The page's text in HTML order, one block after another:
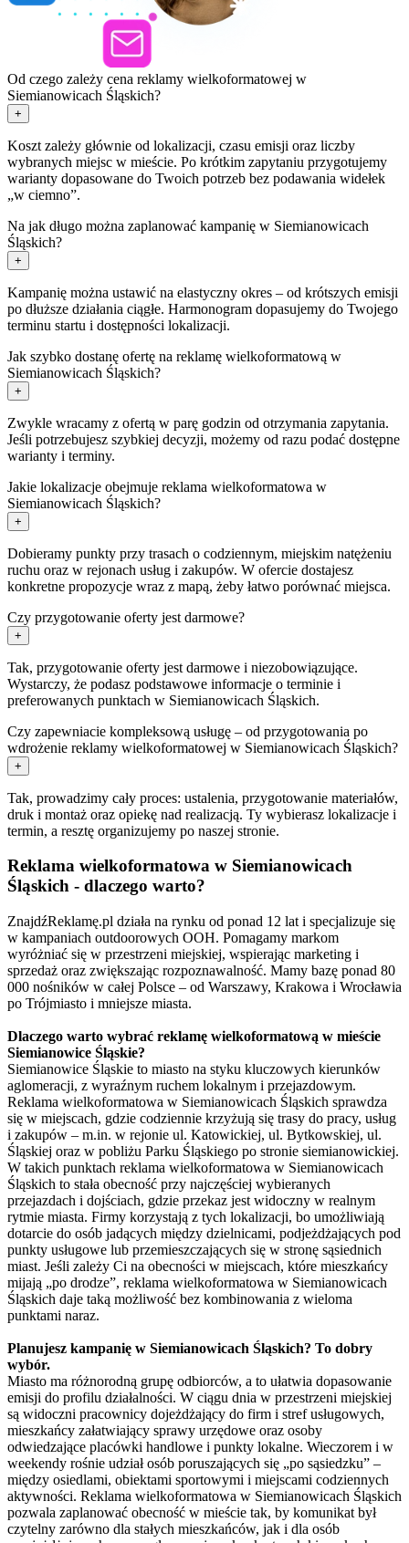
Od czego zależy cena reklamy wielkoformatowej w
Siemianowicach Śląskich?
+
Koszt zależy głównie od lokalizacji, czasu emisji oraz liczby
wybranych miejsc w mieście. Po krótkim zapytaniu przygotujemy
warianty dopasowane do Twoich potrzeb bez podawania widełek
„w ciemno”.
Na jak długo można zaplanować kampanię w Siemianowicach
Śląskich?
+
Kampanię można ustawić na elastyczny okres – od krótszych emisji
po dłuższe działania ciągłe. Harmonogram dopasujemy do Twojego
terminu startu i dostępności lokalizacji.
Jak szybko dostanę ofertę na reklamę wielkoformatową w
Siemianowicach Śląskich?
+
Zwykle wracamy z ofertą w parę godzin od otrzymania zapytania.
Jeśli potrzebujesz szybkiej decyzji, możemy od razu podać dostępne
warianty i terminy.
Jakie lokalizacje obejmuje reklama wielkoformatowa w
Siemianowicach Śląskich?
+
Dobieramy punkty przy trasach o codziennym, miejskim natężeniu
ruchu oraz w rejonach usług i zakupów. W ofercie dostajesz
konkretne propozycje wraz z mapą, żeby łatwo porównać miejsca.
Czy przygotowanie oferty jest darmowe?
+
Tak, przygotowanie oferty jest darmowe i niezobowiązujące.
Wystarczy, że podasz podstawowe informacje o terminie i
preferowanych punktach w Siemianowicach Śląskich.
Czy zapewniacie kompleksową usługę – od przygotowania po
wdrożenie reklamy wielkoformatowej w Siemianowicach Śląskich?
+
Tak, prowadzimy cały proces: ustalenia, przygotowanie materiałów,
druk i montaż oraz opiekę nad realizacją. Ty wybierasz lokalizacje i
termin, a resztę organizujemy po naszej stronie.
Reklama wielkoformatowa w Siemianowicach
Śląskich - dlaczego warto?
ZnajdźReklamę.pl działa na rynku od ponad 12 lat i specjalizuje się
w kampaniach outdoorowych OOH. Pomagamy markom
wyróżniać się w przestrzeni miejskiej, wspierając marketing i
sprzedaż oraz zwiększając rozpoznawalność. Mamy bazę ponad 80
000 nośników w całej Polsce – od Warszawy, Krakowa i Wrocławia
po Trójmiasto i mniejsze miasta.
Dlaczego warto wybrać reklamę wielkoformatową w mieście
Siemianowice Śląskie?
Siemianowice Śląskie to miasto na styku kluczowych kierunków
aglomeracji, z wyraźnym ruchem lokalnym i przejazdowym.
Reklama wielkoformatowa w Siemianowicach Śląskich sprawdza
się w miejscach, gdzie codziennie krzyżują się trasy do pracy, usług
i zakupów – m.in. w rejonie ul. Katowickiej, ul. Bytkowskiej, ul.
Śląskiej oraz w pobliżu Parku Śląskiego po stronie siemianowickiej.
W takich punktach reklama wielkoformatowa w Siemianowicach
Śląskich to stała obecność przy najczęściej wybieranych
przejazdach i dojściach, gdzie przekaz jest widoczny w realnym
rytmie miasta. Firmy korzystają z tych lokalizacji, bo umożliwiają
dotarcie do osób jadących między dzielnicami, podjeżdżających pod
punkty usługowe lub przemieszczających się w stronę sąsiednich
miast. Jeśli zależy Ci na obecności w miejscach, które mieszkańcy
mijają „po drodze”, reklama wielkoformatowa w Siemianowicach
Śląskich daje taką możliwość bez kombinowania z wieloma
punktami naraz.
Planujesz kampanię w Siemianowicach Śląskich? To dobry
wybór.
Miasto ma różnorodną grupę odbiorców, a to ułatwia dopasowanie
emisji do profilu działalności. W ciągu dnia w przestrzeni miejskiej
są widoczni pracownicy dojeżdżający do firm i stref usługowych,
mieszkańcy załatwiający sprawy urzędowe oraz osoby
odwiedzające placówki handlowe i punkty lokalne. Wieczorem i w
weekendy rośnie udział osób poruszających się „po sąsiedzku” –
między osiedlami, obiektami sportowymi i miejscami codziennych
aktywności. Reklama wielkoformatowa w Siemianowicach Śląskich
pozwala zaplanować obecność w mieście tak, by komunikat był
czytelny zarówno dla stałych mieszkańców, jak i dla osób